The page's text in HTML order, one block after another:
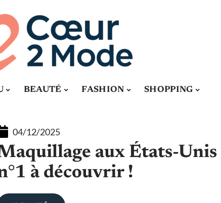
BEAUTÉ FASHION SHOPPING
04/12/2025
aux États-Unis
à découvrir !